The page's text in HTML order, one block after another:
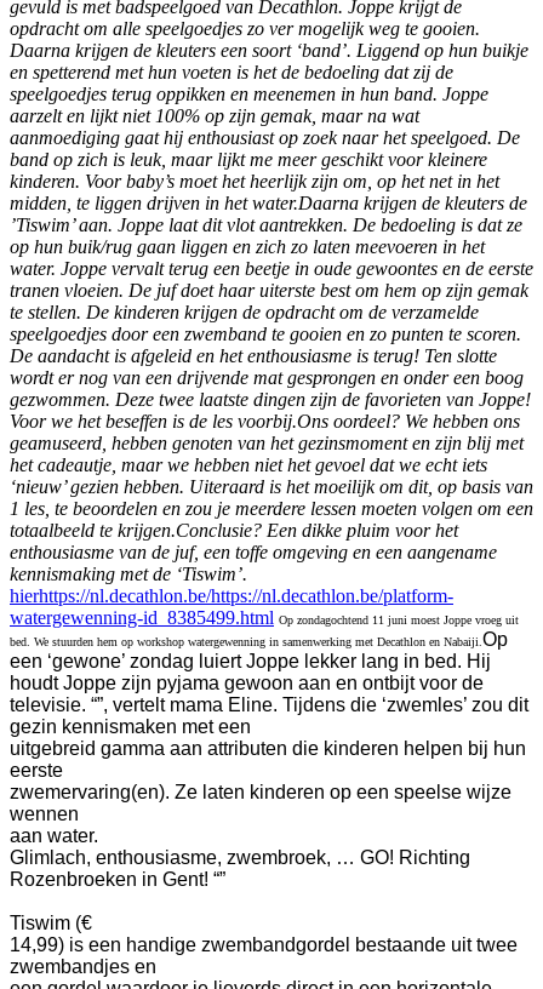
gevuld is met badspeelgoed van Decathlon. Joppe krijgt de
opdracht om alle speelgoedjes zo ver mogelijk weg te gooien.
Daarna krijgen de kleuters een soort ‘band’. Liggend op hun buikje
en spetterend met hun voeten is het de bedoeling dat zij de
speelgoedjes terug oppikken en meenemen in hun band. Joppe
aarzelt en lijkt niet 100% op zijn gemak, maar na wat
aanmoediging gaat hij enthousiast op zoek naar het speelgoed. De
band op zich is leuk, maar lijkt me meer geschikt voor kleinere
kinderen. Voor baby’s moet het heerlijk zijn om, op het net in het
midden, te liggen drijven in het water.Daarna krijgen de kleuters de
’Tiswim’ aan. Joppe laat dit vlot aantrekken. De bedoeling is dat ze
op hun buik/rug gaan liggen en zich zo laten meevoeren in het
water. Joppe vervalt terug een beetje in oude gewoontes en de eerste
tranen vloeien. De juf doet haar uiterste best om hem op zijn gemak
te stellen. De kinderen krijgen de opdracht om de verzamelde
speelgoedjes door een zwemband te gooien en zo punten te scoren.
De aandacht is afgeleid en het enthousiasme is terug! Ten slotte
wordt er nog van een drijvende mat gesprongen en onder een boog
gezwommen. Deze twee laatste dingen zijn de favorieten van Joppe!
Voor we het beseffen is de les voorbij.Ons oordeel? We hebben ons
geamuseerd, hebben genoten van het gezinsmoment en zijn blij met
het cadeautje, maar we hebben niet het gevoel dat we echt iets
‘nieuw’ gezien hebben. Uiteraard is het moeilijk om dit, op basis van
1 les, te beoordelen en zou je meerdere lessen moeten volgen om een
totaalbeeld te krijgen.Conclusie? Een dikke pluim voor het
enthousiasme van de juf, een toffe omgeving en een aangename
kennismaking met de ‘Tiswim’.
hierhttps://nl.decathlon.be/https://nl.decathlon.be/platform-
watergewenning-id_8385499.html Op zondagochtend 11 juni moest Joppe vroeg uit
bed. We stuurden hem op workshop watergewenning in samenwerking met Decathlon en Nabaiji. Op
een ‘gewone’ zondag luiert Joppe lekker lang in bed. Hij
houdt Joppe zijn pyjama gewoon aan en ontbijt voor de
televisie. “”, vertelt mama Eline. Tijdens die ‘zwemles’ zou dit
gezin kennismaken met een
uitgebreid gamma aan attributen die kinderen helpen bij hun
eerste
zwemervaring(en). Ze laten kinderen op een speelse wijze
wennen
aan water.
Glimlach, enthousiasme, zwembroek, … GO! Richting
Rozenbroeken in Gent! “”
Tiswim (€
14,99) is een handige zwembandgordel bestaande uit twee
zwembandjes en